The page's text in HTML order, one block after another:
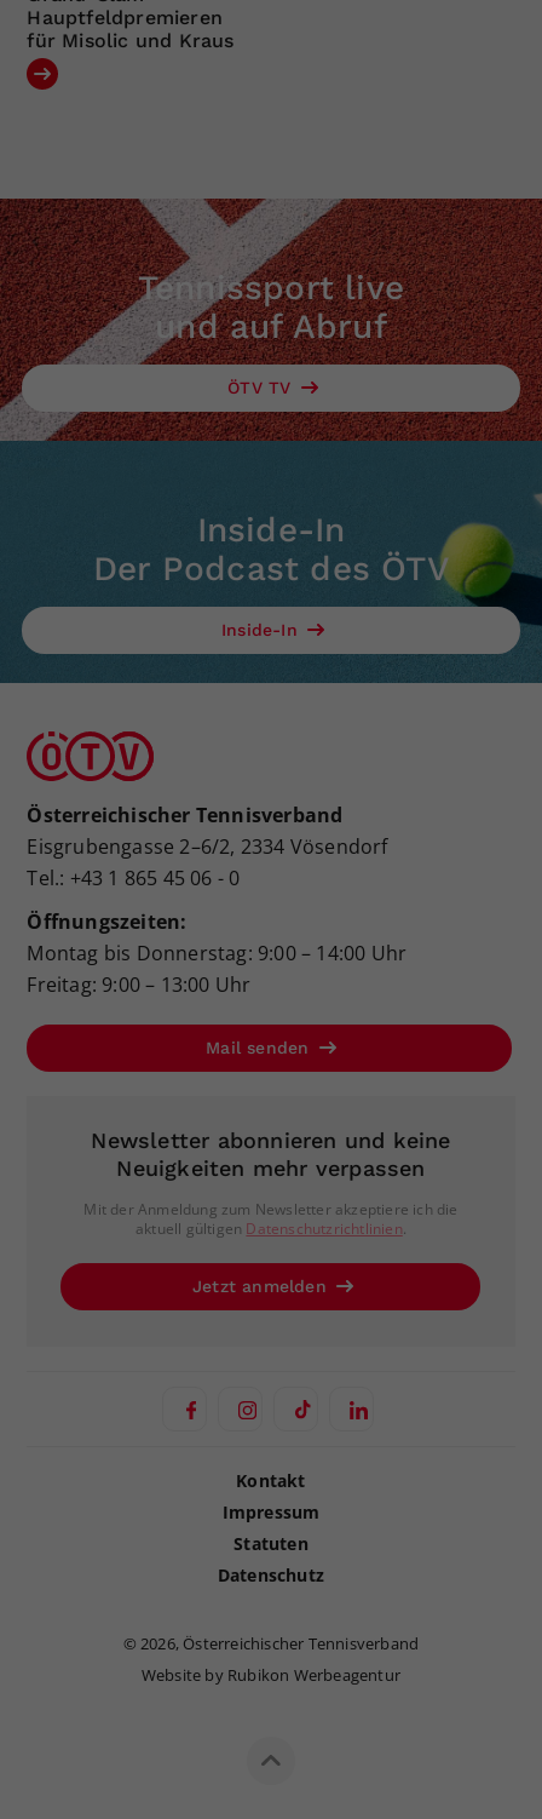
Hauptfeldpremieren
für Misolic und Kraus
Tennissport live
und auf Abruf
ÖTV TV
Inside-In
Der Podcast des ÖTV
Inside-In
Österreichischer Tennisverband
Eisgrubengasse 2–6/2, 2334 Vösendorf
Tel.: +43 1 865 45 06 - 0
Öffnungszeiten:
Montag bis Donnerstag: 9:00 – 14:00 Uhr
Freitag: 9:00 – 13:00 Uhr
Mail senden
Newsletter abonnieren und keine
Neuigkeiten mehr verpassen
Mit der Anmeldung zum Newsletter akzeptiere ich die
aktuell gültigen Datenschutzrichtlinien.
Jetzt anmelden
Kontakt
Impressum
Statuten
Datenschutz
© 2026, Österreichischer Tennisverband
Website by Rubikon Werbeagentur